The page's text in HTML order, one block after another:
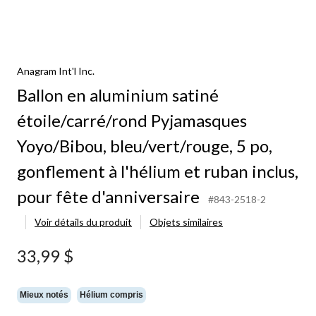
Anagram Int'l Inc.
Ballon en aluminium satiné
étoile/carré/rond Pyjamasques
Yoyo/Bibou, bleu/vert/rouge, 5 po,
gonflement à l'hélium et ruban inclus,
pour fête d'anniversaire
#843-2518-2
Voir détails du produit
Objets similaires
33,99 $
Mieux notés Hélium compris